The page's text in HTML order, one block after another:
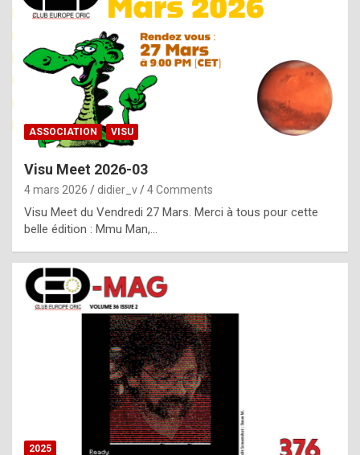
e
R
o
p
l
c
h
i
s
t
o
r
ASSOCIATION VISU
Visu Meet 2026-03
4 mars 2026 didier_v 4 Comments
Visu Meet du Vendredi 27 Mars. Merci à tous pour cette
belle édition : Mmu Man,…
2025